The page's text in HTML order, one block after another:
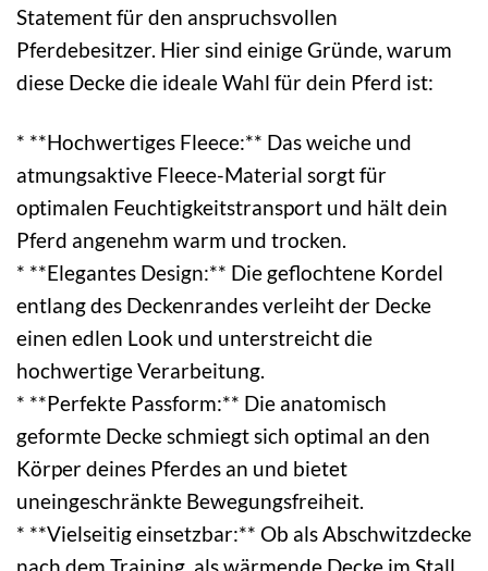
Statement für den anspruchsvollen
Pferdebesitzer. Hier sind einige Gründe, warum
diese Decke die ideale Wahl für dein Pferd ist:
* **Hochwertiges Fleece:** Das weiche und
atmungsaktive Fleece-Material sorgt für
optimalen Feuchtigkeitstransport und hält dein
Pferd angenehm warm und trocken.
* **Elegantes Design:** Die geflochtene Kordel
entlang des Deckenrandes verleiht der Decke
einen edlen Look und unterstreicht die
hochwertige Verarbeitung.
* **Perfekte Passform:** Die anatomisch
geformte Decke schmiegt sich optimal an den
Körper deines Pferdes an und bietet
uneingeschränkte Bewegungsfreiheit.
* **Vielseitig einsetzbar:** Ob als Abschwitzdecke
nach dem Training, als wärmende Decke im Stall